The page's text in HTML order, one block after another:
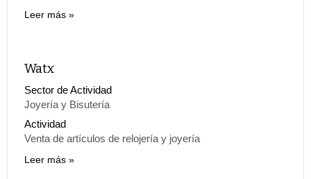
Leer más
Watx
Sector de Actividad
Joyería y Bisutería
Actividad
Venta de artículos de relojería y joyería
Leer más